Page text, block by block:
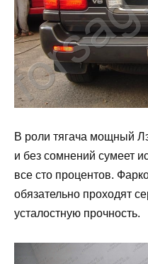
В роли тягача мощный
и без сомнений сумеет
все сто процентов.
обязательно проходят
усталостную прочность.